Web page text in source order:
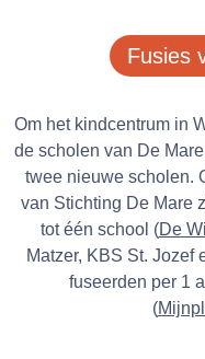
Fusies
Om het kindcentrum in
de scholen van De
twee nieuwe scholen.
van Stichting De Mare
tot één school (De
Matzer, KBS St. Jozef
fuseerden per 1
(